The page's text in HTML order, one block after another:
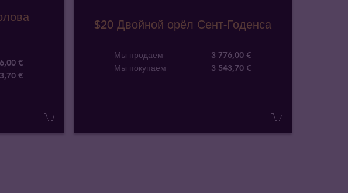
€
,70 €
$20 Двойной орёл Сент-Годенса
Мы продаем
3 776,00 €
Мы покупаем
3 543,70 €